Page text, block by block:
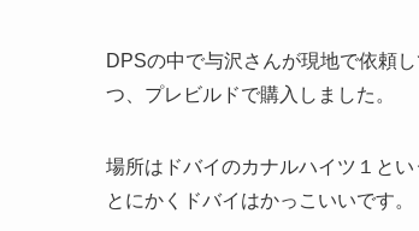
DPSの中で与沢さんが現地で依頼
つ、プレビルドで購入しました。
場所はドバイのカナルハイツ１と
とにかくドバイはかっこいいです。